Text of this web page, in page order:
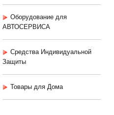
Оборудование для
АВТОСЕРВИСА
Средства Индивидуальной
Защиты
Товары для Дома